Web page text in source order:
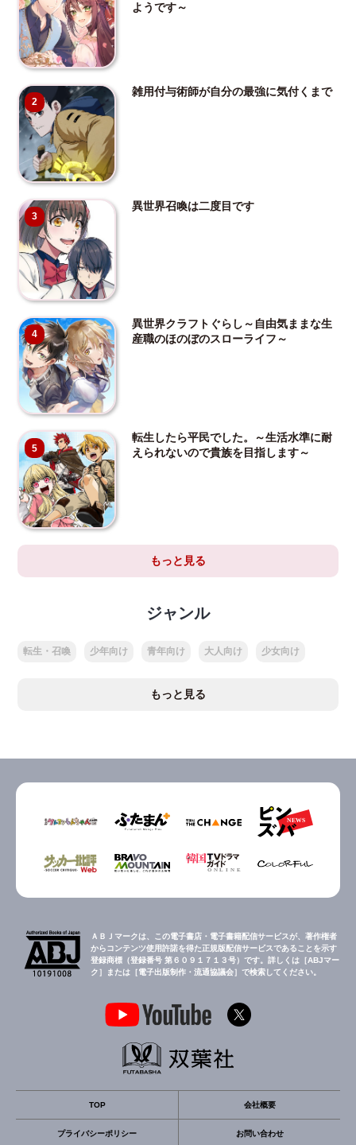
ようです～
2
雑用付与術師が自分の最強に気付くまで
3
異世界召喚は二度目です
4
異世界クラフトぐらし～自由気ままな生
産職のほのぼのスローライフ～
5
転生したら平民でした。～生活水準に耐
えられないので貴族を目指します～
もっと見る
ジャンル
転生・召喚 少年向け 青年向け 大人向け 少女向け
もっと見る
ＡＢＪマークは、この電子書店・電子書籍配信サービスが、著作権者
からコンテンツ使用許諾を得た正規版配信サービスであることを示す
登録商標（登録番号 第６０９１７１３号）です。詳しくは［ABJマー
ク］または［電子出版制作・流通協議会］で検索してください。
TOP 会社概要
プライバシーポリシー お問い合わせ